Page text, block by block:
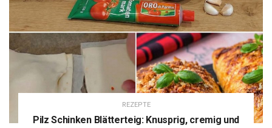
REZEPTE
Pilz Schinken Blätterteig: Knusprig, cremig und